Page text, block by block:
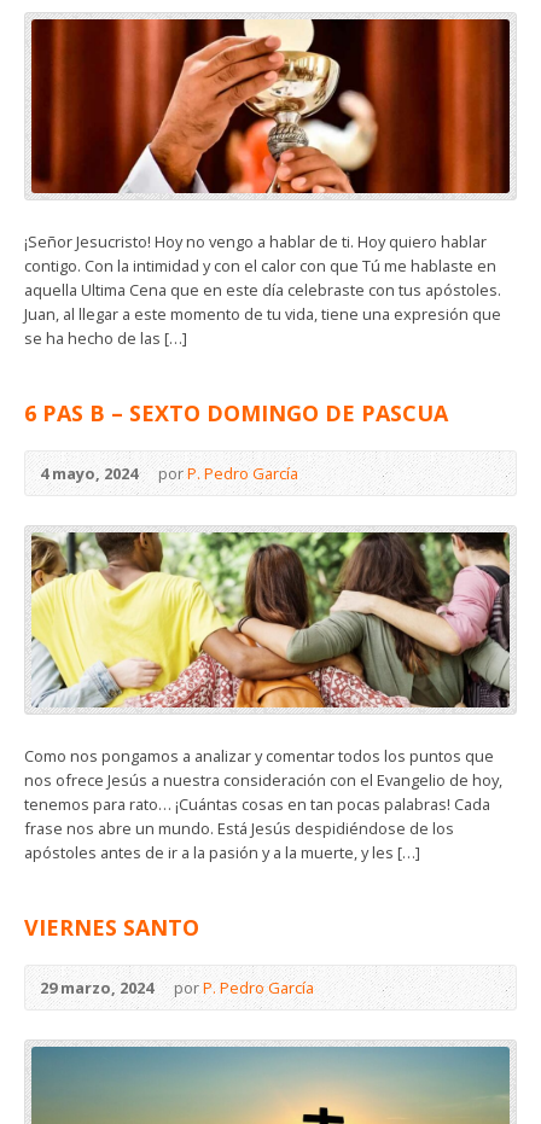
¡Señor Jesucristo! Hoy no vengo a hablar de ti. Hoy quiero hablar
contigo. Con la intimidad y con el calor con que Tú me hablaste en
aquella Ultima Cena que en este día celebraste con tus apóstoles.
Juan, al llegar a este momento de tu vida, tiene una expresión que
se ha hecho de las […]
6 PAS B – SEXTO DOMINGO DE PASCUA
4 mayo, 2024 porP. Pedro García
Como nos pongamos a analizar y comentar todos los puntos que
nos ofrece Jesús a nuestra consideración con el Evangelio de hoy,
tenemos para rato… ¡Cuántas cosas en tan pocas palabras! Cada
frase nos abre un mundo. Está Jesús despidiéndose de los
apóstoles antes de ir a la pasión y a la muerte, y les […]
VIERNES SANTO
29 marzo, 2024 porP. Pedro García